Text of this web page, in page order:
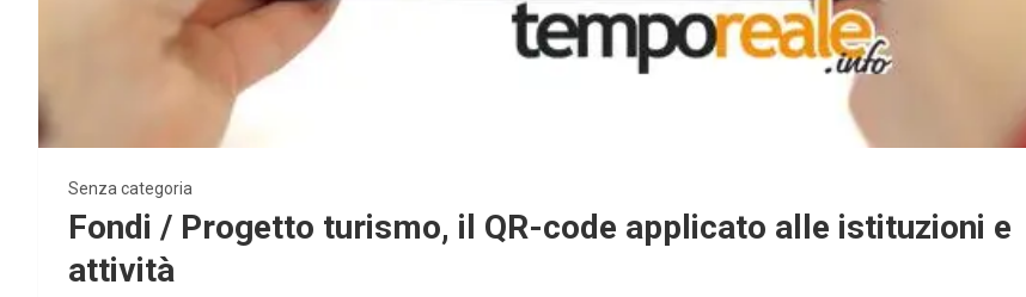
Senza categoria
Fondi / Progetto turismo, il QR-code applicato alle istituzioni e
attività